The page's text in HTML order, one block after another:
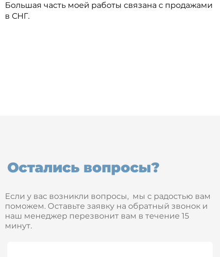
Большая часть моей работы связана с продажами
в СНГ.
Остались вопросы?
Если у вас возникли вопросы, мы с радостью вам
поможем. Оставьте заявку на обратный звонок и
наш менеджер перезвонит вам в течение 15
минут.